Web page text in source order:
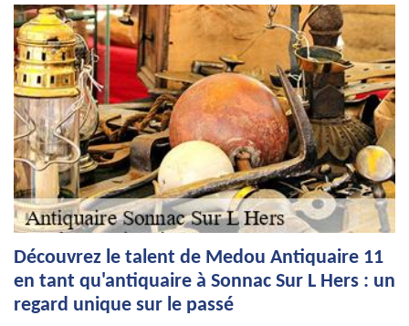
Découvrez le talent de Medou Antiquaire 11
en tant qu'antiquaire à Sonnac Sur L Hers : un
regard unique sur le passé